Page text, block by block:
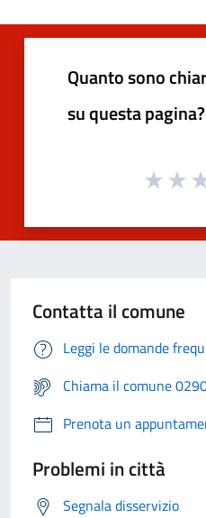
Quanto sono
su questa pagina?
Contatta il comune
Leggi le domande
Chiama il comune
Prenota un
Problemi in città
Segnala disservizio